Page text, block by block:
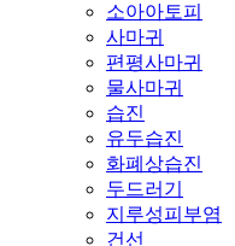
소아아토피
사마귀
편평사마귀
물사마귀
습진
유두습진
화폐상습진
두드러기
지루성피부염
건선